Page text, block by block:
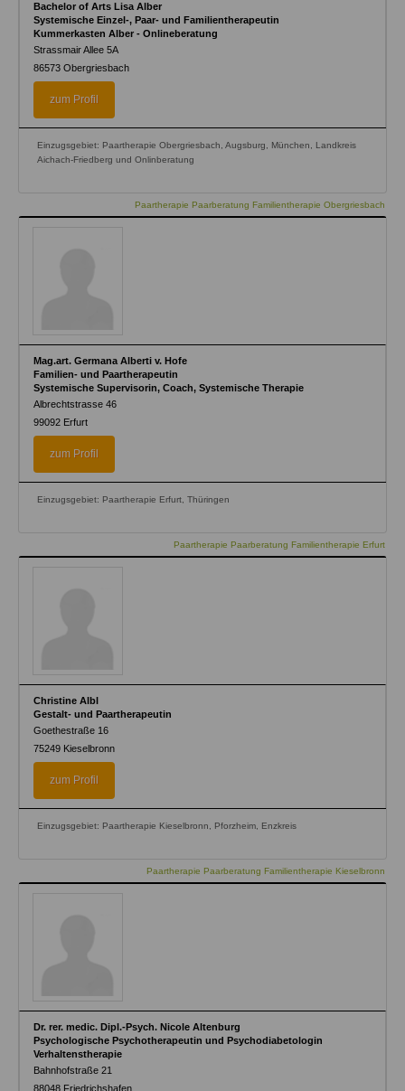
Bachelor of Arts Lisa Alber
Systemische Einzel-, Paar- und Familientherapeutin
Kummerkasten Alber - Onlineberatung
Strassmair Allee 5A
86573 Obergriesbach
zum Profil
Einzugsgebiet: Paartherapie Obergriesbach, Augsburg, München, Landkreis
Aichach-Friedberg und Onlinberatung
Paartherapie Paarberatung Familientherapie Obergriesbach
Mag.art. Germana Alberti v. Hofe
Familien- und Paartherapeutin
Systemische Supervisorin, Coach, Systemische Therapie
Albrechtstrasse 46
99092 Erfurt
zum Profil
Einzugsgebiet: Paartherapie Erfurt, Thüringen
Paartherapie Paarberatung Familientherapie Erfurt
Christine Albl
Gestalt- und Paartherapeutin
Goethestraße 16
75249 Kieselbronn
zum Profil
Einzugsgebiet: Paartherapie Kieselbronn, Pforzheim, Enzkreis
Paartherapie Paarberatung Familientherapie Kieselbronn
Dr. rer. medic. Dipl.-Psych. Nicole Altenburg
Psychologische Psychotherapeutin und Psychodiabetologin
Verhaltenstherapie
Bahnhofstraße 21
88048 Friedrichshafen